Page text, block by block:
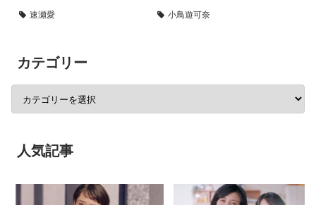
速瀬愛
小鳥遊可奈
カテゴリー
人気記事